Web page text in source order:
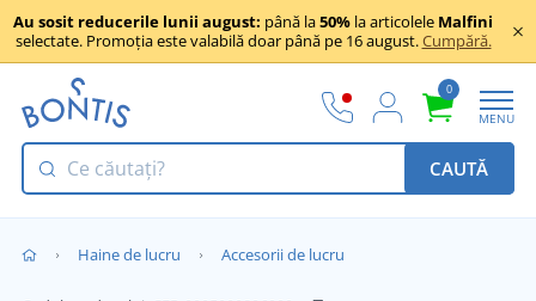
Au sosit reducerile lunii august: până la50% la articolele Malfini
selectate. Promoția este valabilă doar până pe 16 august.Cumpără.
0
MENU
CAUTĂ
Haine de lucru Accesorii de lucru